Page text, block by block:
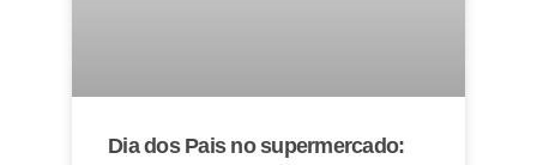
Dia dos Pais no supermercado: